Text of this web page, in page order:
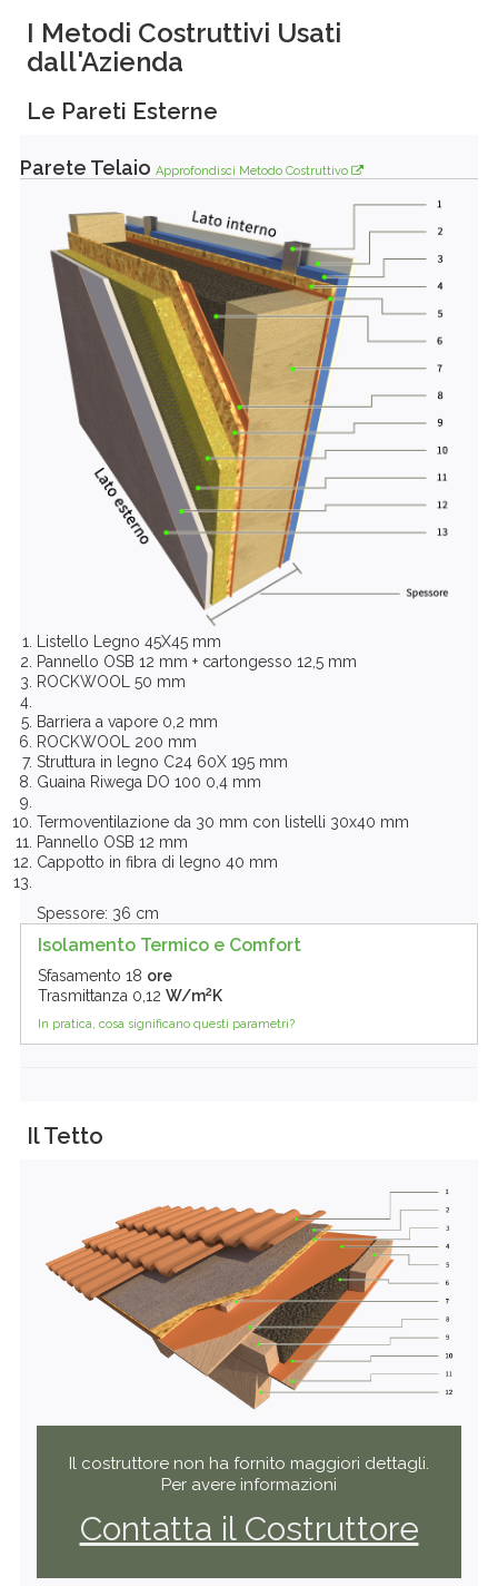
I Metodi Costruttivi Usati
dall'Azienda
Le Pareti Esterne
Parete Telaio Approfondisci Metodo Costruttivo
Listello Legno 45X45 mm
Pannello OSB 12 mm + cartongesso 12,5 mm
ROCKWOOL 50 mm
Barriera a vapore 0,2 mm
ROCKWOOL 200 mm
Struttura in legno C24 60X 195 mm
Guaina Riwega DO 100 0,4 mm
Termoventilazione da 30 mm con listelli 30x40 mm
Pannello OSB 12 mm
Cappotto in fibra di legno 40 mm
Spessore: 36 cm
Isolamento Termico e Comfort
Sfasamento 18 ore
Trasmittanza 0,12 W/m2 K
In pratica, cosa significano questi parametri?
Il Tetto
Il costruttore non ha fornito maggiori dettagli.
Per avere informazioni
Contatta il Costruttore